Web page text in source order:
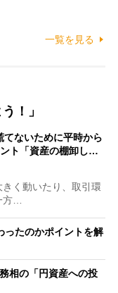
一覧を見る
！」
てないために平時から
ト「資産の棚卸し…
く動いたり、取引環
…
ったのかポイントを解
相の「円資産への投